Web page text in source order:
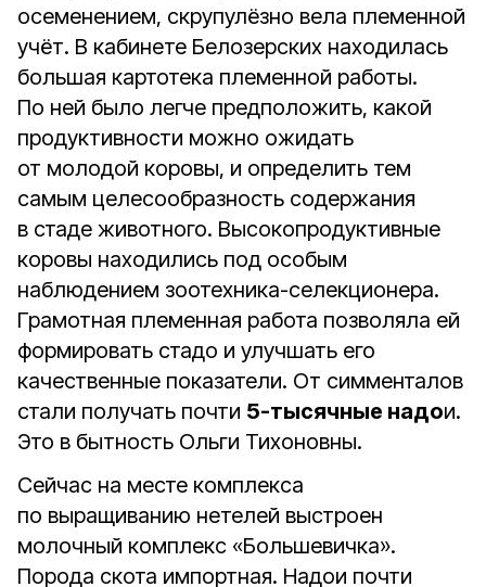
осеменением, скрупулёзно вела племенной
учёт. В кабинете Белозерских находилась
большая картотека племенной работы.
По ней было легче предположить, какой
продуктивности можно ожидать
от молодой коровы, и определить тем
самым целесообразность содержания
в стаде животного. Высокопродуктивные
коровы находились под особым
наблюдением зоотехника-селекционера.
Грамотная племенная работа позволяла ей
формировать стадо и улучшать его
качественные показатели. От симменталов
стали получать почти 5-тысячные надои.
Это в бытность Ольги Тихоновны.
Сейчас на месте комплекса
по выращиванию нетелей выстроен
молочный комплекс «Большевичка».
Порода скота импортная. Надои почти